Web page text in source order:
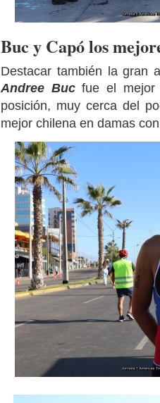
Buc y Capó los
Destacar también la gran
Andree Bucfue el mejor
posición, muy cerca del
mejor chilena en damas